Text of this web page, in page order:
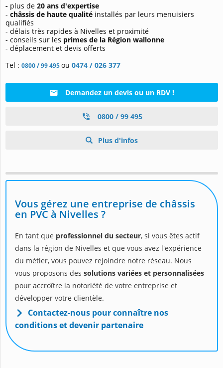
- plus de 20 ans d'expertise
- châssis de haute qualité installés par leurs menuisiers
qualifiés
- délais très rapides à Nivelles et proximité
- conseils sur les primes de la Région wallonne
- déplacement et devis offerts
Tel : 0800 / 99 495ou 0474 / 026 377
Demandez un devis ou un RDV !
0800 / 99 495
Plus d'infos
Vous gérez une entreprise de châssis
en PVC à Nivelles ?
En tant que professionnel du secteur, si vous êtes actif
dans la région de Nivelles et que vous avez l'expérience
du métier, vous pouvez rejoindre notre réseau. Nous
vous proposons des solutions variées et personnalisées
pour accroître la notoriété de votre entreprise et
développer votre clientèle.
Contactez-nous pour connaître nos
conditions et devenir partenaire